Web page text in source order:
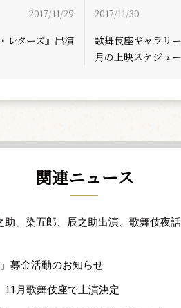
2017/11/29
レターズ』出演
2017/11/30
歌舞伎座ギャラリ
月の上映スケジュ
関連ニュース
助、染五郎、辰之助出演、歌舞伎夜
募金活動のお知らせ
月歌舞伎座で上演決定